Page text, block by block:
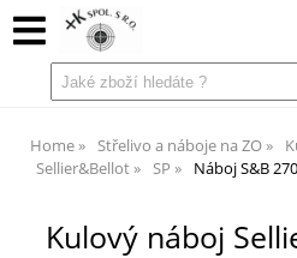
Home Střelivo a náboje na ZO
Sellier&Bellot
SP Náboj S&B
Kulový náboj